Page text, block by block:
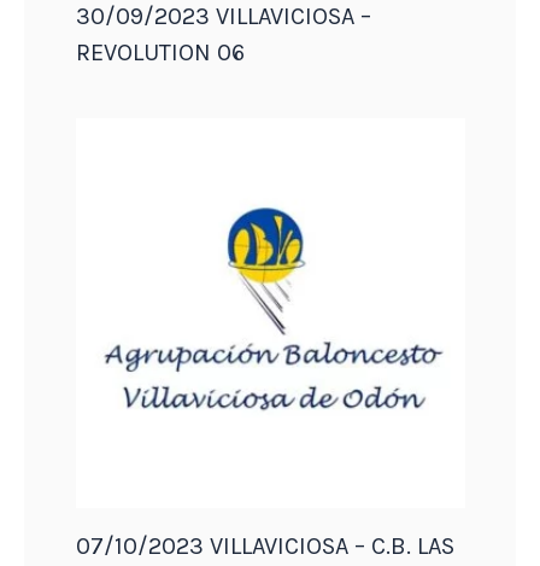
30/09/2023 VILLAVICIOSA –
REVOLUTION 06
07/10/2023 VILLAVICIOSA – C.B. LAS